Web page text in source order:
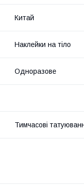
Китай
Наклейки на тіло
Одноразове
Тимчасові